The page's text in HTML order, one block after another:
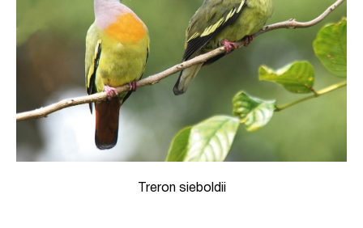
Treron sieboldii